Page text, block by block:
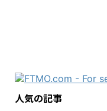
人気の記事